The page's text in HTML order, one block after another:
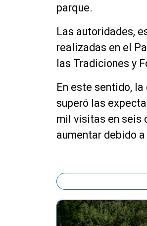
parque.
Las autoridades,
realizadas en el
las Tradiciones y
En este sentido,
superó las
mil visitas en seis
aumentar debido